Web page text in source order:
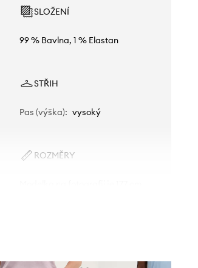
SLOŽENÍ
99 % Bavlna, 1 % Elastan
STŘIH
Pas (výška): vysoký
ROZMĚRY
Tabulka velikosti